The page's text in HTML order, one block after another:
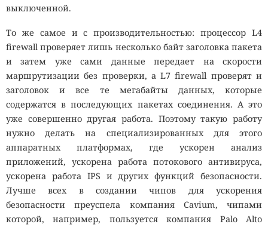
выключенной.
То же самое и с производительностью: процессор L4
firewall проверяет лишь несколько байт заголовка пакета
и затем уже сами данные передает на скорости
маршрутизации без проверки, а L7 firewall проверят и
заголовок и все те мегабайты данных, которые
содержатся в последующих пакетах соединения. А это
уже совершенно другая работа. Поэтому такую работу
нужно делать на специализированных для этого
аппаратных платформах, где ускорен анализ
приложений, ускорена работа потокового антивируса,
ускорена работа IPS и других функций безопасности.
Лучше всех в создании чипов для ускорения
безопасности преуспела компания Cavium, чипами
которой, например, пользуется компания Palo Alto